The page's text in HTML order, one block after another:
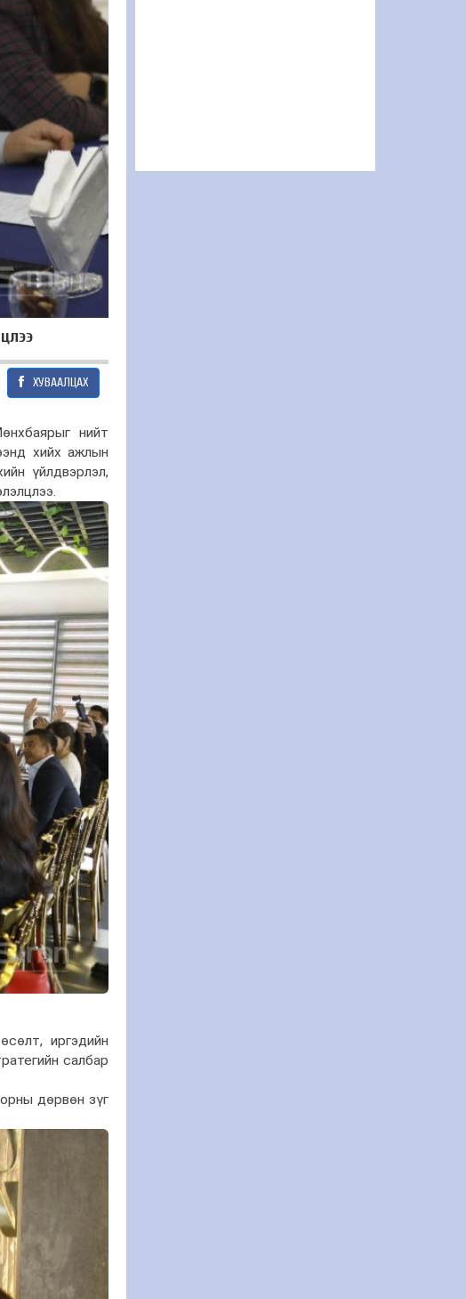
ХУВААЛЦАХ
нийт
хийх ажлын
үйлдвэрлэл,
иргэдийн
салбар
дөрвөн зүг